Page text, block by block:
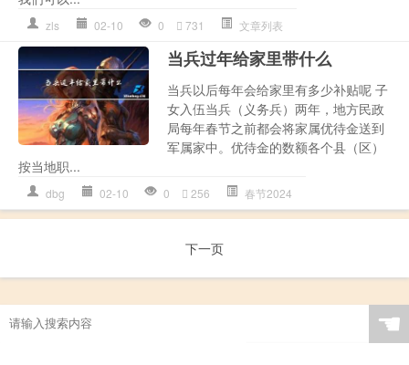
zls 02-10 0 731 文章列表
当兵过年给家里带什么
当兵以后每年会给家里有多少补贴呢 子
女入伍当兵（义务兵）两年，地方民政
局每年春节之前都会将家属优待金送到
军属家中。优待金的数额各个县（区）
按当地职...
dbg 02-10 0 256 春节2024
下一页
☚